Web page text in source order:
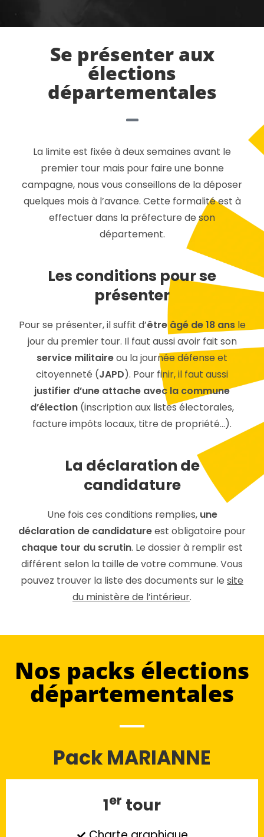
Se présenter aux
élections
départementales
La limite est fixée à deux semaines avant le
premier tour mais pour faire une bonne
campagne, nous vous conseillons de la déposer
quelques mois à l’avance. Cette formalité est à
effectuer dans la préfecture de son
département.
Les conditions pour se
présenter
Pour se présenter, il suffit d’être âgé de 18 ansle
jour du premier tour. Il faut aussi avoir fait son
service militaireou la journée défense et
citoyenneté (JAPD). Pour finir, il faut aussi
justifier d’une attache avec la commune
d’élection (inscription aux listes électorales,
facture impôts locaux, titre de propriété…).
La déclaration de
candidature
Une fois ces conditions remplies,une
déclaration de candidatureest obligatoire pour
chaque tour du scrutin. Le dossier à remplir est
différent selon la taille de votre commune. Vous
pouvez trouver la liste des documents sur le site
du ministère de l’intérieur.
Nos packs élections
départementales
Pack MARIANNE
1er tour